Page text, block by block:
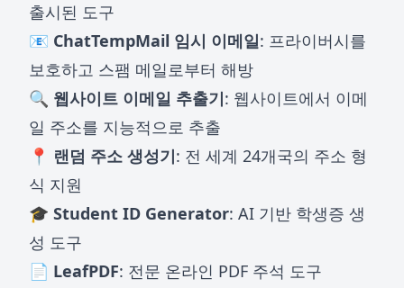
출시된 도구
📧 ChatTempMail 임시 이메일: 프라이버시를
보호하고 스팸 메일로부터 해방
🔍 웹사이트 이메일 추출기: 웹사이트에서 이메
일 주소를 지능적으로 추출
📍 랜덤 주소 생성기: 전 세계 24개국의 주소 형
식 지원
🎓 Student ID Generator: AI 기반 학생증 생
성 도구
📄 LeafPDF: 전문 온라인 PDF 주석 도구